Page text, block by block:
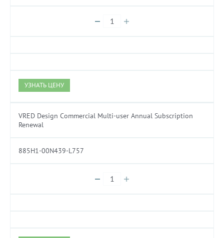
УЗНАТЬ ЦЕНУ
VRED Design Commercial Multi-user Annual Subscription
Renewal
885H1-00N439-L757